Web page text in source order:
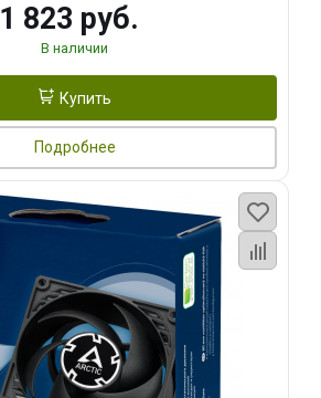
1 823 руб.
В наличии
Купить
Подробнее